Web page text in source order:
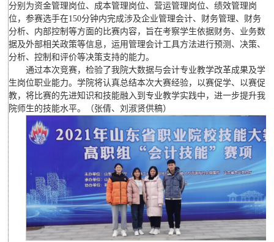
分别为资金管理岗位、成本管理岗位、营运管理岗位、绩效管理岗
位，参赛选手在150分钟内完成涉及企业管理会计、财务管理、财务
分析、内部控制等方面的比赛内容，旨在考察学生依据财务、业务数
据及外部相关政策等信息，运用管理会计工具方法进行预测、决策、
分析、控制和评价等决策支持的能力。
通过本次竞赛，检验了我院大数据与会计专业教学改革成果及学
生岗位职业能力。学院将认真总结本次大赛经验，以赛促学、以赛促
教，将比赛的先进知识和技能融入到专业教学实践中，进一步提升我
院师生的技能水平。（张倩、刘淑贤供稿）